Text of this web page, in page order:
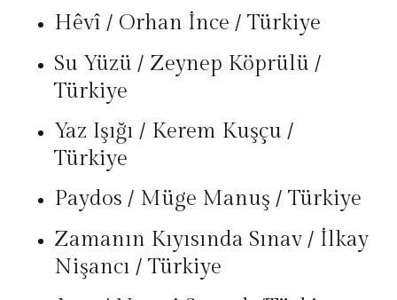
Hêvî / Orhan İnce / Türkiye
Su Yüzü / Zeynep Köprülü /
Türkiye
Yaz Işığı / Kerem Kuşçu /
Türkiye
Paydos / Müge Manuş / Türkiye
Zamanın Kıyısında Sınav / İlkay
Nişancı / Türkiye